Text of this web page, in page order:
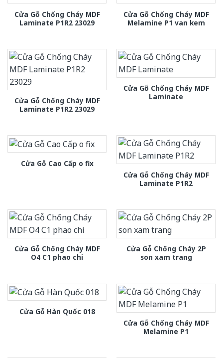
Cửa Gỗ Chống Cháy MDF
Laminate P1R2 23029
Cửa Gỗ Chống Cháy MDF
Melamine P1 van kem
Cửa Gỗ Chống Cháy MDF
Laminate P1R2 23029
Cửa Gỗ Chống Cháy MDF
Laminate
Cửa Gỗ Cao Cấp o fix
Cửa Gỗ Chống Cháy MDF
Laminate P1R2
Cửa Gỗ Chống Cháy MDF
O4 C1 phao chi
Cửa Gỗ Chống Cháy 2P
son xam trang
Cửa Gỗ Hàn Quốc 018
Cửa Gỗ Chống Cháy MDF
Melamine P1